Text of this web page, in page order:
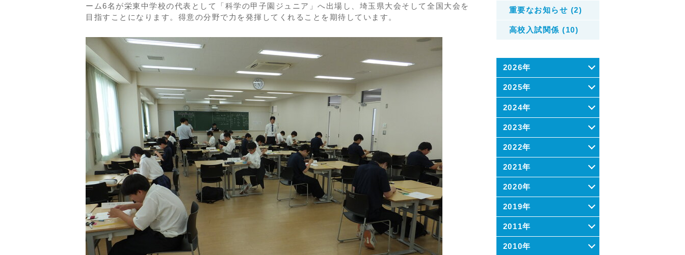
ーム6名が栄東中学校の代表として「科学の甲子園ジュニア」へ出場し、埼玉県大会そして全国大会を
目指すことになります。得意の分野で力を発揮してくれることを期待しています。
重要なお知らせ (2)
高校入試関係 (10)
2026年
2025年
2024年
2023年
2022年
2021年
2020年
2019年
2011年
2010年